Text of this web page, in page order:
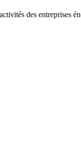
des entreprises